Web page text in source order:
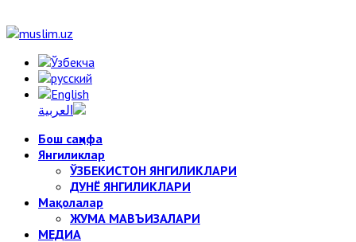
Бош саҳифа
Янгиликлар
ЎЗБЕКИСТОН ЯНГИЛИКЛАРИ
ДУНЁ ЯНГИЛИКЛАРИ
Мақолалар
ЖУМА МАВЪИЗАЛАРИ
МЕДИА